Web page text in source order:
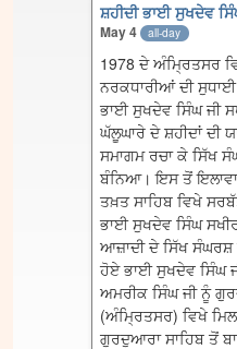
ਸ਼ਹੀਦੀ ਭਾਈ ਸੁਖਦੇਵ
May 4 all-day
1978 ਦੇ ਅੰਮ੍ਰਿਤਸਰ
ਨਰਕਧਾਰੀਆਂ ਦੀ ਸੁਧਾਈ
ਭਾਈ ਸੁਖਦੇਵ ਸਿੰਘ ਜੀ
ਘੱਲੂਘਾਰੇ ਦੇ ਸ਼ਹੀਦਾਂ ਦੀ
ਸਮਾਗਮ ਰਚਾ ਕੇ ਸਿੱਖ
ਬੰਨਿਆ। ਇਸ ਤੋਂ
ਤਖ਼ਤ ਸਾਹਿਬ ਵਿਖੇ
ਭਾਈ ਸੁਖਦੇਵ ਸਿੰਘ
ਆਜ਼ਾਦੀ ਦੇ ਸਿੱਖ
ਹੋਏ ਭਾਈ ਸੁਖਦੇਵ ਸਿੰਘ
ਅਮਰੀਕ ਸਿੰਘ ਜੀ ਨੂੰ
(ਅੰਮ੍ਰਿਤਸਰ) ਵਿਖੇ
ਗੁਰਦੁਆਰਾ ਸਾਹਿਬ ਤੋਂ